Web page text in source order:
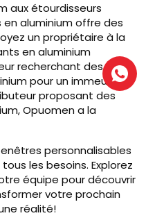
aux étourdisseurs
aluminium offre des
un propriétaire à la
en aluminium
recherchant des
pour un immeuble
proposant des
Opuomen a la
personnalisables
les besoins. Explorez
équipe pour découvrir
votre prochain
réalité!